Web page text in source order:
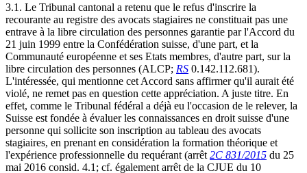
3.1. Le Tribunal cantonal a retenu que le refus d'inscrire la
recourante au registre des avocats stagiaires ne constituait pas une
entrave à la libre circulation des personnes garantie par l'Accord du
21 juin 1999 entre la Confédération suisse, d'une part, et la
Communauté européenne et ses Etats membres, d'autre part, sur la
libre circulation des personnes (ALCP; RS 0.142.112.681).
L'intéressée, qui mentionne cet Accord sans affirmer qu'il aurait été
violé, ne remet pas en question cette appréciation. A juste titre. En
effet, comme le Tribunal fédéral a déjà eu l'occasion de le relever, la
Suisse est fondée à évaluer les connaissances en droit suisse d'une
personne qui sollicite son inscription au tableau des avocats
stagiaires, en prenant en considération la formation théorique et
l'expérience professionnelle du requérant (arrêt 2C 831/2015 du 25
mai 2016 consid. 4.1; cf. également arrêt de la CJUE du 10